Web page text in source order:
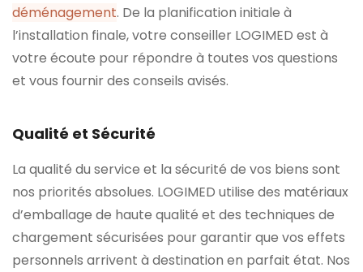
déménagement. De la planification initiale à
l’installation finale, votre conseiller LOGIMED est à
votre écoute pour répondre à toutes vos questions
et vous fournir des conseils avisés.
Qualité et Sécurité
La qualité du service et la sécurité de vos biens sont
nos priorités absolues. LOGIMED utilise des matériaux
d’emballage de haute qualité et des techniques de
chargement sécurisées pour garantir que vos effets
personnels arrivent à destination en parfait état. Nos